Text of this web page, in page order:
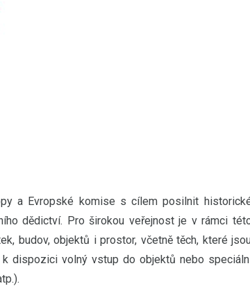
a Evropské komise s cílem posilnit
dědictví. Pro širokou veřejnost je v rámci
budov, objektů i prostor, včetně těch, které
dispozici volný vstup do objektů nebo